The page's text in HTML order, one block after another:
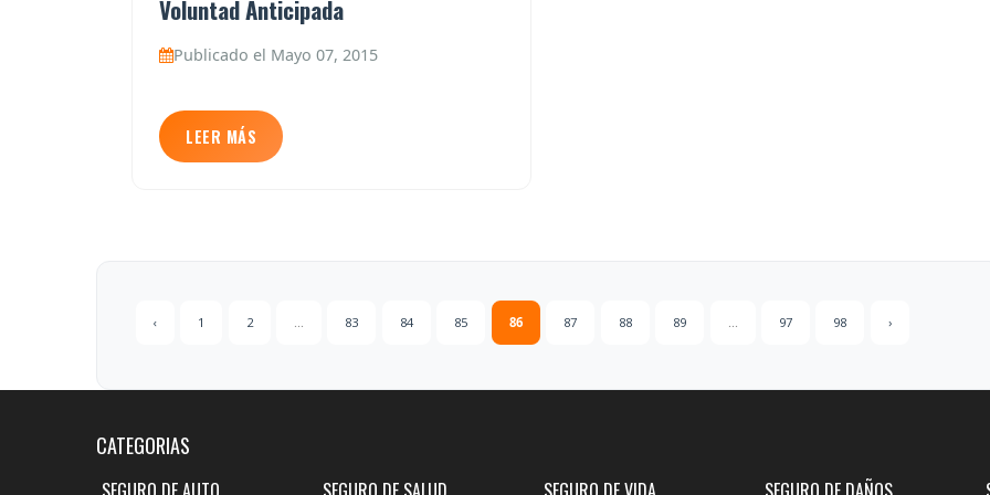
Voluntad Anticipada
Publicado el Mayo 07, 2015
LEER MÁS
‹ 1 2 83 84 85 86 87 88 89 97 98 ›
CATEGORIAS